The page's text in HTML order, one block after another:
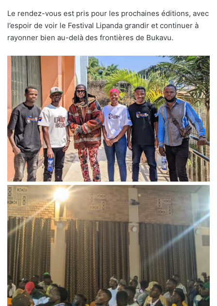
Le rendez-vous est pris pour les prochaines éditions, avec
l’espoir de voir le Festival Lipanda grandir et continuer à
rayonner bien au-delà des frontières de Bukavu.